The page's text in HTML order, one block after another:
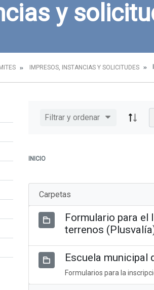
y
IMPRESOS, INSTANCIAS Y SOLICITUDES
Filtrar y ordenar
INICIO
Carpetas
Formulario para el
terrenos
Escuela municipal
Formularios para la